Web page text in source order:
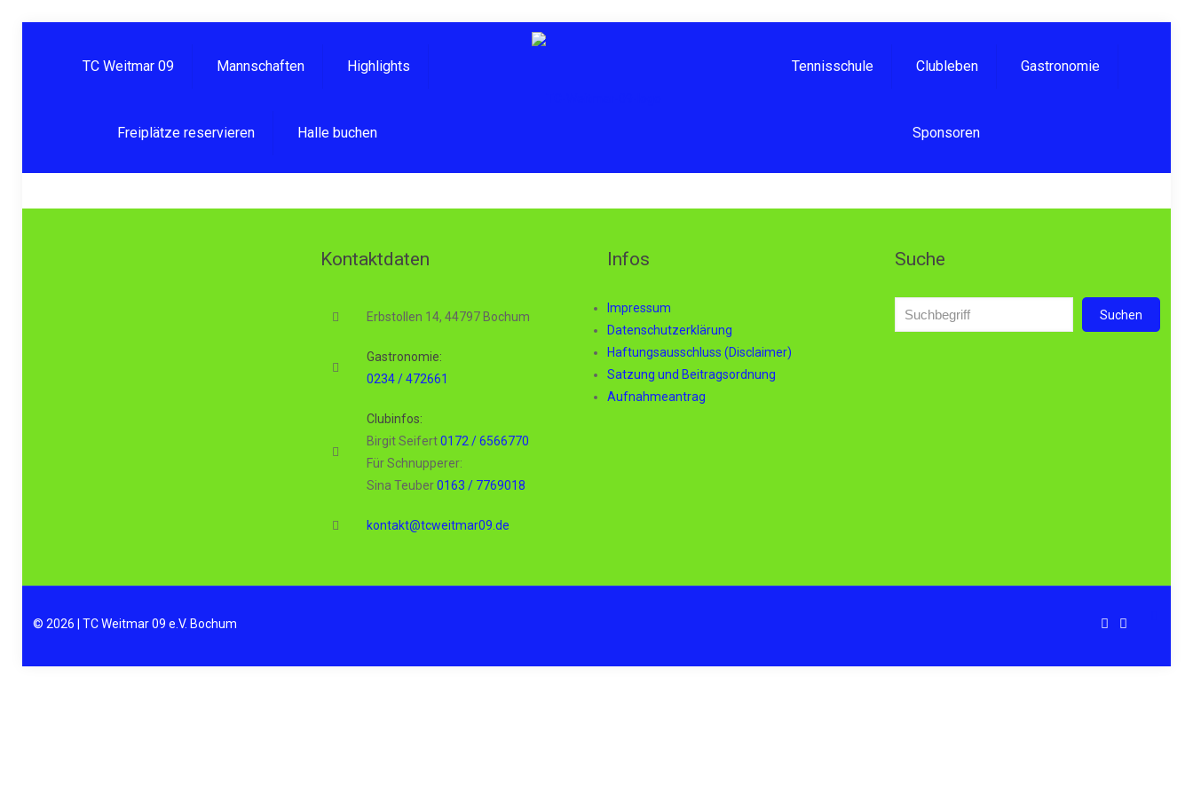
TC Weitmar 09 Mannschaften Highlights
Freiplätze reservieren Halle buchen
Tennisschule Clubleben Gastronomie
Sponsoren
Kontaktdaten
Erbstollen 14, 44797 Bochum
Gastronomie:
0234 / 472661
Clubinfos:
Birgit Seifert0172 / 6566770
Für Schnupperer:
Sina Teuber0163 / 7769018
kontakt@tcweitmar09.de
Infos
Impressum
Datenschutzerklärung
Haftungsausschluss (Disclaimer)
Satzung und Beitragsordnung
Aufnahmeantrag
Suche
Suchen Suchen
© 2026 | TC Weitmar 09 e.V. Bochum